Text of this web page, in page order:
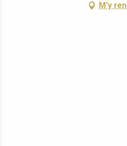
M'y